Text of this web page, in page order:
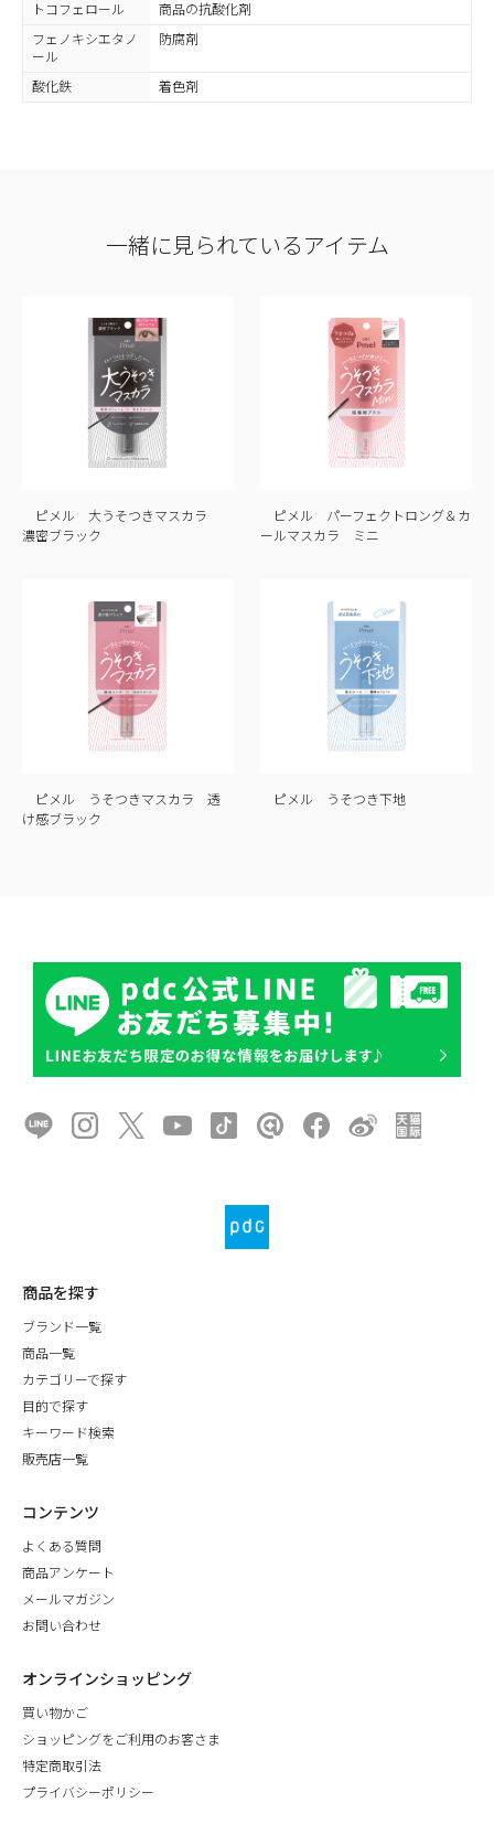
トコフェロール
商品の抗酸化剤
フェノキシエタノ
ール
防腐剤
酸化鉄 着色剤
一緒に見られているアイテム
ピメル 大うそつきマスカラ
濃密ブラック
ピメル パーフェクトロング＆カ
ールマスカラ ミニ
ピメル うそつきマスカラ 透
け感ブラック
ピメル うそつき下地
商品を探す
ブランド一覧
商品一覧
カテゴリーで探す
目的で探す
キーワード検索
販売店一覧
コンテンツ
よくある質問
商品アンケート
メールマガジン
お問い合わせ
オンラインショッピング
買い物かご
ショッピングをご利用のお客さま
特定商取引法
プライバシーポリシー